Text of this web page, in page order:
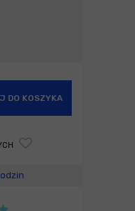
DO KOSZYKA